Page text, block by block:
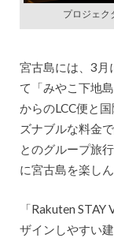
プロジェク
宮古島には、3月
て「みやこ下地
からのLCC便と
ズナブルな料金
とのグループ旅
に宮古島を楽し
「Rakuten
ザインしやすい